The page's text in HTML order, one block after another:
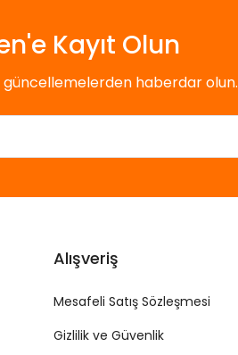
Kayıt Olun
güncellemelerden haberdar olun.
Alışveriş
Mesafeli Satış Sözleşmesi
Gizlilik ve Güvenlik